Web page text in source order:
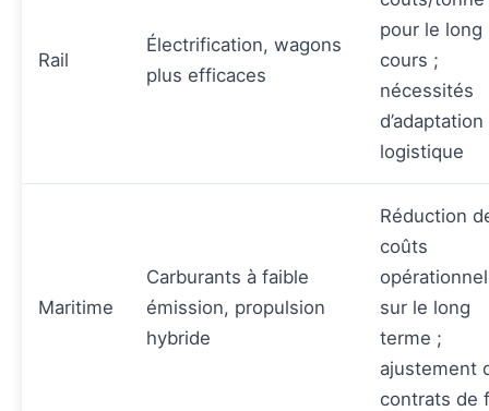
Rail
Électrification, wagons
plus efficaces
pour le long
cours ;
nécessités
d’adaptation
logistique
Maritime
Carburants à faible
émission, propulsion
hybride
Réduction
coûts
sur le long
terme ;
ajustement
contrats de